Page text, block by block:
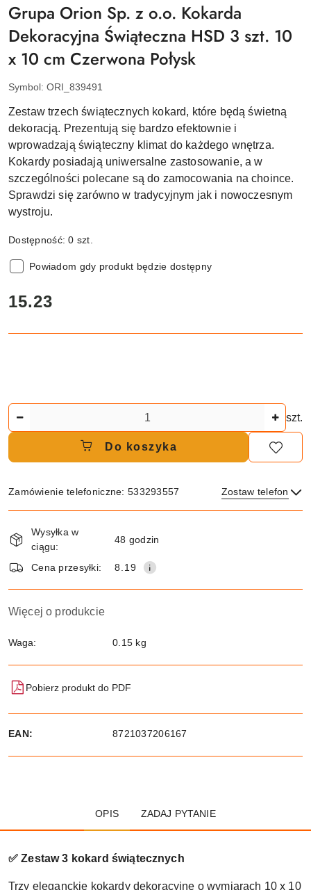
Grupa Orion Sp. z o.o. Kokarda
Dekoracyjna Świąteczna HSD 3 szt. 10
x 10 cm Czerwona Połysk
Symbol: ORI_839491
Zestaw trzech świątecznych kokard, które będą świetną
dekoracją. Prezentują się bardzo efektownie i
wprowadzają świąteczny klimat do każdego wnętrza.
Kokardy posiadają uniwersalne zastosowanie, a w
szczególności polecane są do zamocowania na choince.
Sprawdzi się zarówno w tradycyjnym jak i nowoczesnym
wystroju.
Dostępność:0 szt.
Powiadom gdy produkt będzie dostępny
cena:
15.23
szt.
Do koszyka
Zamówienie telefoniczne: 533293557 Zostaw telefon
i
dostawa
Wysyłka w
ciągu:
48 godzin
Cena przesyłki: 8.19
Więcej o produkcie
Waga: 0.15 kg
Pobierz produkt do PDF
EAN: 8721037206167
OPIS ZADAJ PYTANIE
✅ Zestaw 3 kokard świątecznych
Trzy eleganckie kokardy dekoracyjne o wymiarach 10 x 10